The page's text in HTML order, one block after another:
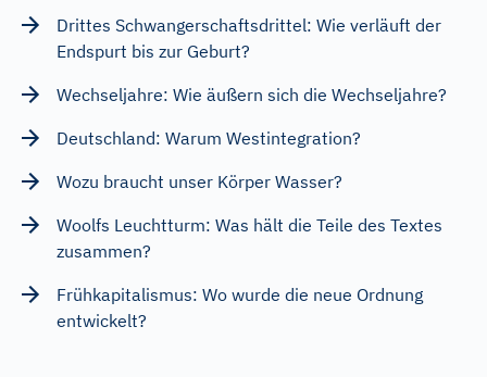
Drittes Schwangerschaftsdrittel: Wie verläuft der
Endspurt bis zur Geburt?
Wechseljahre: Wie äußern sich die Wechseljahre?
Deutschland: Warum Westintegration?
Wozu braucht unser Körper Wasser?
Woolfs Leuchtturm: Was hält die Teile des Textes
zusammen?
Frühkapitalismus: Wo wurde die neue Ordnung
entwickelt?